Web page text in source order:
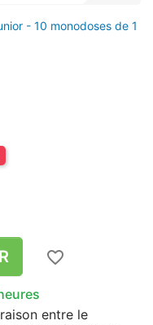
- 10 monodoses de 1
favorite_border
entre le